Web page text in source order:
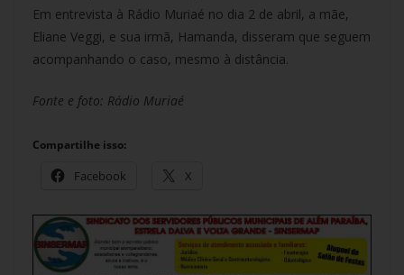
Em entrevista à Rádio Muriaé no dia 2 de abril, a mãe,
Eliane Veggi, e sua irmã, Hamanda, disseram que seguem
acompanhando o caso, mesmo à distância.
Fonte e foto: Rádio Muriaé
Compartilhe isso:
Facebook X